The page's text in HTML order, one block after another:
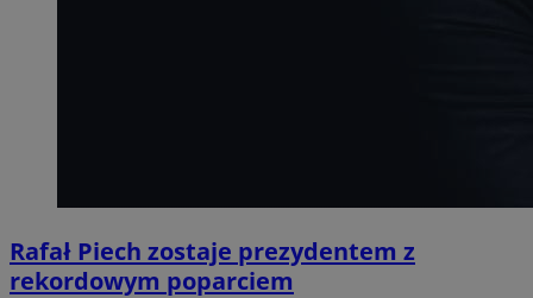
Rafał Piech zostaje prezydentem z
rekordowym poparciem